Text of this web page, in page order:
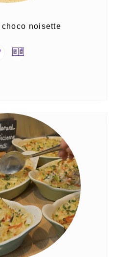
noisette